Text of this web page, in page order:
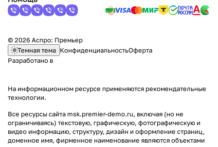
© 2026 Аспро: Премьер
Темная тема КонфиденциальностьОферта
Разработано в
На информационном ресурсе применяются рекомендательные
технологии.
Все ресурсы сайта msk.premier-demo.ru, включая (но не
ограничиваясь) текстовую, графическую, фотографическую и
видео информацию, структуру, дизайн и оформление страниц,
доменное имя, фирменное наименование являются объектами